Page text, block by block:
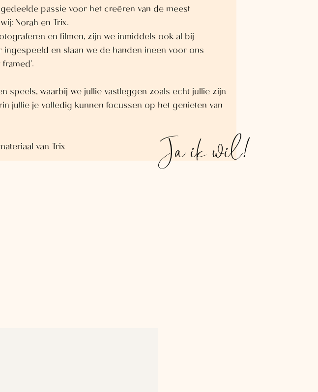
passie voor het creëren van de meest
Norah en Trix.
en filmen, zijn we inmiddels ook al bij
en slaan we de handen ineen voor ons
speels, waarbij we jullie vastleggen zoals echt jullie zijn
jullie je volledig kunnen focussen op het genieten van
van Trix Ja ik wil!